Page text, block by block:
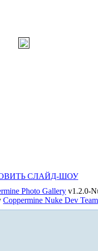
СЛАЙД-ШОУ
Photo Gallery v1.2.0-
Coppermine Nuke Dev Team